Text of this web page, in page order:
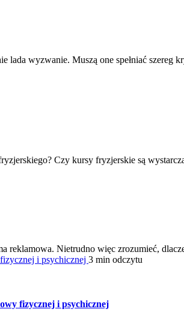
wyzwanie. Muszą one spełniać szereg
Czy kursy fryzjerskie są
reklamowa. Nietrudno więc zrozumieć,
i psychicznej 3 min odczytu
fizycznej i psychicznej